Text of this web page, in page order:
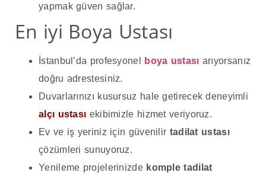
yapmak güven sağlar.
En iyi Boya Ustası
İstanbul’da profesyonel boya ustası arıyorsanız
doğru adrestesiniz.
Duvarlarınızı kusursuz hale getirecek deneyimli
alçı ustası ekibimizle hizmet veriyoruz.
Ev ve iş yeriniz için güvenilir tadilat ustası
çözümleri sunuyoruz.
Yenileme projelerinizde komple tadilat